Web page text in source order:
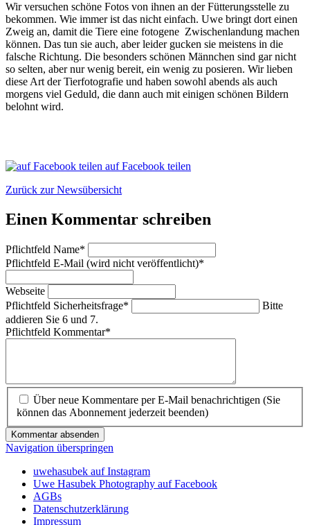
Wir versuchen schöne Fotos von ihnen an der Fütterungsstelle zu
bekommen. Wie immer ist das nicht einfach. Uwe bringt dort einen
Zweig an, damit die Tiere eine fotogene Zwischenlandung machen
können. Das tun sie auch, aber leider gucken sie meistens in die
falsche Richtung. Die besonders schönen Männchen sind gar nicht
so selten, aber nur wenig bereit, ein wenig zu posieren. Wir lieben
diese Art der Tierfotografie und haben sowohl abends als auch
morgens viel Geduld, die dann auch mit einigen schönen Bildern
belohnt wird.
auf Facebook teilen
Zurück zur Newsübersicht
Einen Kommentar schreiben
Pflichtfeld Name*
Pflichtfeld E-Mail (wird nicht veröffentlicht)*
Webseite
Pflichtfeld Sicherheitsfrage*
Bitte
addieren Sie 6 und 7.
Pflichtfeld Kommentar*
Über neue Kommentare per E-Mail benachrichtigen (Sie
können das Abonnement jederzeit beenden)
Kommentar absenden
Navigation überspringen
uwehasubek auf Instagram
Uwe Hasubek Photography auf Facebook
AGBs
Datenschutzerklärung
Impressum